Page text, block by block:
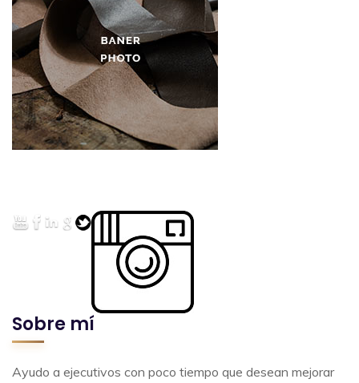
Sobre mí
Ayudo a ejecutivos con poco tiempo que desean mejorar